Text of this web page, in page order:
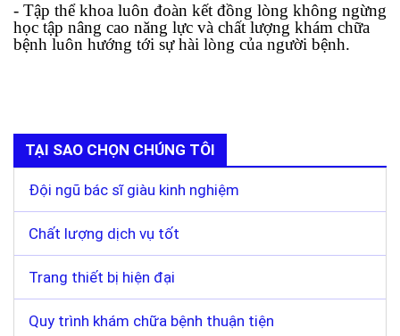
- Tập thể khoa luôn đoàn kết đồng lòng không ngừng
học tập nâng cao năng lực và chất lượng khám chữa
bệnh luôn hướng tới sự hài lòng của người bệnh.
TẠI SAO CHỌN CHÚNG TÔI
Đội ngũ bác sĩ giàu kinh nghiệm
Chất lượng dịch vụ tốt
Trang thiết bị hiện đại
Quy trình khám chữa bệnh thuận tiện